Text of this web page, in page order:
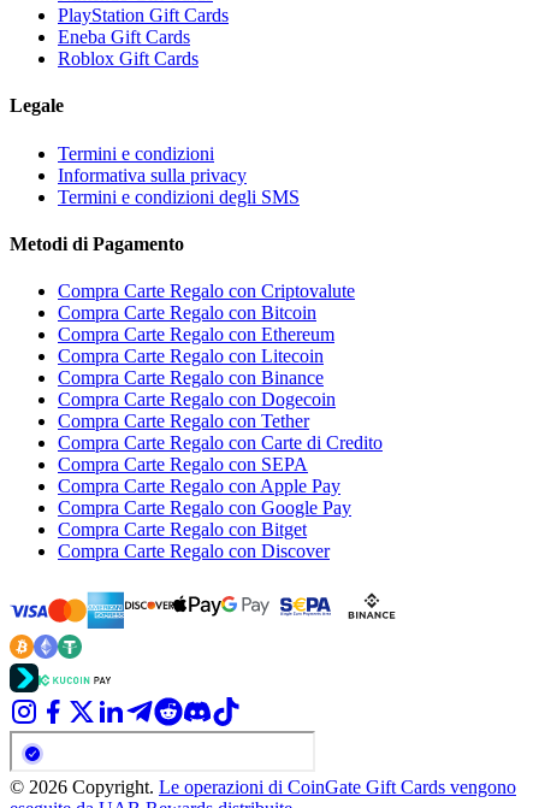
PlayStation Gift Cards
Eneba Gift Cards
Roblox Gift Cards
Legale
Termini e condizioni
Informativa sulla privacy
Termini e condizioni degli SMS
Metodi di Pagamento
Compra Carte Regalo con Criptovalute
Compra Carte Regalo con Bitcoin
Compra Carte Regalo con Ethereum
Compra Carte Regalo con Litecoin
Compra Carte Regalo con Binance
Compra Carte Regalo con Dogecoin
Compra Carte Regalo con Tether
Compra Carte Regalo con Carte di Credito
Compra Carte Regalo con SEPA
Compra Carte Regalo con Apple Pay
Compra Carte Regalo con Google Pay
Compra Carte Regalo con Bitget
Compra Carte Regalo con Discover
© 2026 Copyright. Le operazioni di CoinGate Gift Cards vengono